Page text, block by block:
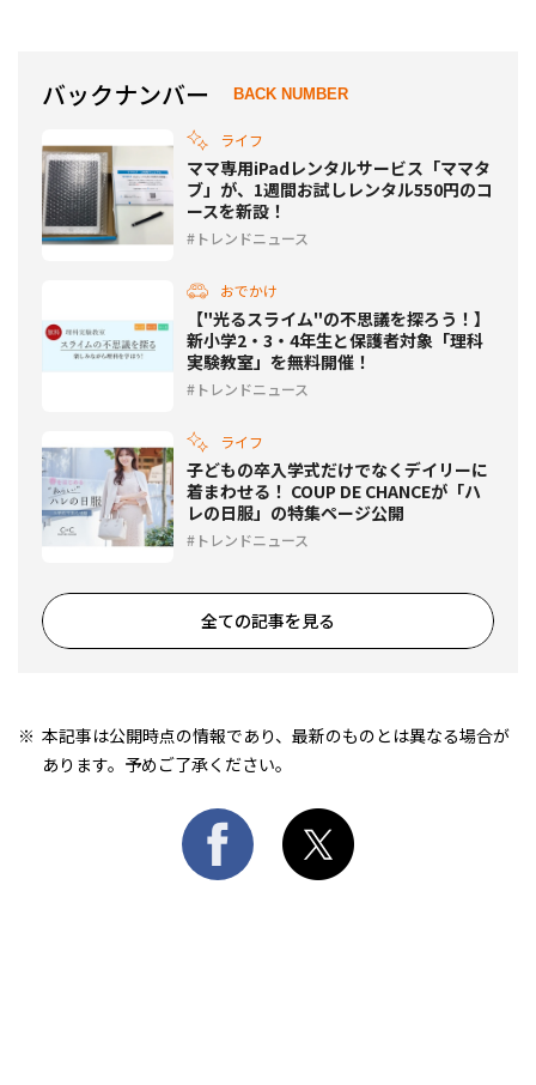
バックナンバー BACK NUMBER
ライフ
ママ専用iPadレンタルサービス「ママタ
ブ」が、1週間お試しレンタル550円のコ
ースを新設！
トレンドニュース
おでかけ
【"光るスライム"の不思議を探ろう！】
新小学2・3・4年生と保護者対象「理科
実験教室」を無料開催！
トレンドニュース
ライフ
子どもの卒入学式だけでなくデイリーに
着まわせる！ COUP DE CHANCEが「ハ
レの日服」の特集ページ公開
トレンドニュース
全ての記事を見る
本記事は公開時点の情報であり、最新のものとは異なる場合が
あります。予めご了承ください。